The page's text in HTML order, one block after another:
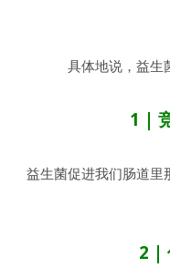
具体地说，益生
1 |
益生菌促进我们肠道里
2 |